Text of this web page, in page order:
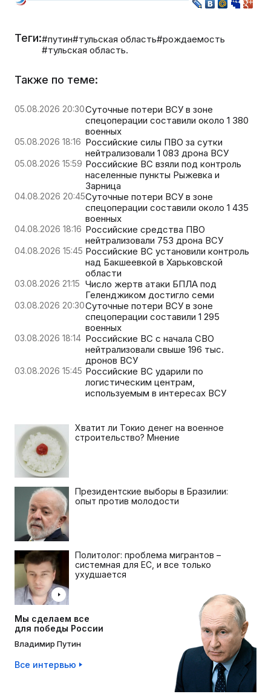
Теги:#путин#тульская область#рождаемость
#тульская область.
Также по теме:
05.08.2026 20:30Суточные потери ВСУ в зоне
спецоперации составили около 1 380
военных
05.08.2026 18:16 Российские силы ПВО за сутки
нейтрализовали 1 083 дрона ВСУ
05.08.2026 15:59 Российские ВС взяли под контроль
населенные пункты Рыжевка и
Зарница
04.08.2026 20:45Суточные потери ВСУ в зоне
спецоперации составили около 1 435
военных
04.08.2026 18:16 Российские средства ПВО
нейтрализовали 753 дрона ВСУ
04.08.2026 15:45 Российские ВС установили контроль
над Бакшеевкой в Харьковской
области
03.08.2026 21:15 Число жертв атаки БПЛА под
Геленджиком достигло семи
03.08.2026 20:30Суточные потери ВСУ в зоне
спецоперации составили 1 295
военных
03.08.2026 18:14 Российские ВС с начала СВО
нейтрализовали свыше 196 тыс.
дронов ВСУ
03.08.2026 15:45 Российские ВС ударили по
логистическим центрам,
используемым в интересах ВСУ
Хватит ли Токио денег на военное
строительство? Мнение
Президентские выборы в Бразилии:
опыт против молодости
Политолог: проблема мигрантов –
системная для ЕС, и все только
ухудшается
Мы сделаем все
для победы России
Владимир Путин
Все интервью